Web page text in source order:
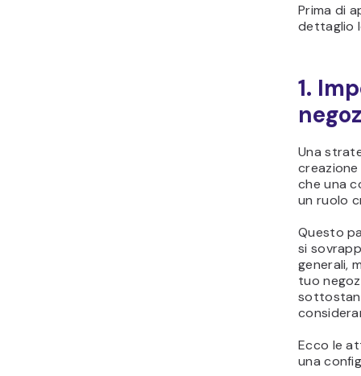
Prima di
dettaglio
1.
Una
che una
un ruolo
Questo
si
generali,
tuo
Ecco le
una